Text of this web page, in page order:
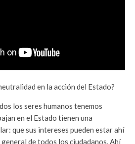
en la acción del Estado?
los seres humanos tenemos
en el Estado tienen una
que sus intereses pueden estar ahí
de todos los ciudadanos. Ahí